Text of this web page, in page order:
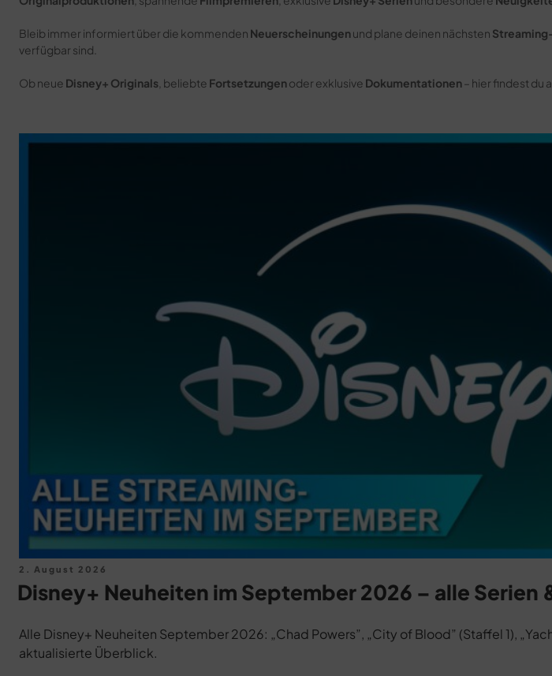
Bleib immer informiert über die kommenden Neuerscheinungenund plane deinen nächsten
verfügbar sind.
Ob neue Disney+ Originals , beliebte Fortsetzungenoder exklusive Dokumentationen– hier findest du
Veröffentlicht
2. August 2026
Disney+ Neuheiten im September 2026 – alle Serien
Alle Disney+ Neuheiten September 2026: „Chad Powers”, „City of Blood” (Staffel 1),
aktualisierte Überblick.